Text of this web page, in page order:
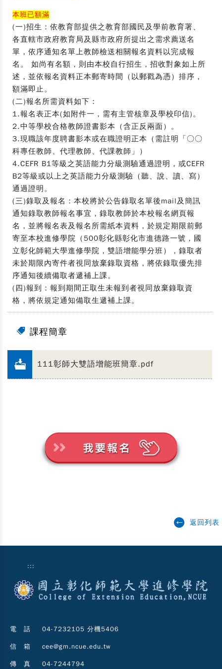
本班已額滿
(一)招生：依教育部提供之教育部國民及學前教育署、
各直轄市政府教育局及縣市政府所提出之需求薦送名
單，依序通知名單上教師檢送相關報名資料以完成報
名。 如尚有名額，則由本校自行招生，招收對象如上所
述，並依報名資料正本郵寄時間（以郵戳為憑）排序，
額滿即止。
(二)報名所需資料如下：
1.報名表正本(如附件一，需有主管核章及學校印信)。
2.中等學校合格教師證書影本（含正反兩面）。
3.現職該年度聘書影本或在職證明正本（需註明「○○
科專任教師、代理教師、代課教師」）
4.CEFR B1等級之英語能力分級測驗通過證明，或CEFR
B2等級或以上之英語能力分級測驗（聽、說、讀、寫）
通過證明。
(三)錄取及報名：本校將於公告錄取名單後mail及簡訊
通知錄取教師報名事宜，錄取教師於本校報名網頁報
名，並將報名表及報名所需紙本資料，於規定期限前郵
寄至本校進修學院（500彰化縣彰化市進德路一號，國
立彰化師範大學進修學院，雙語增能學分班），錄取者
未於期限內寄件者視同放棄錄取資格，將依錄取優先排
序通知後續備取者遞補上課。
(四)報到：報到期間正取生未報到者視同放棄錄取資
格，將依規定通知備取生遞補上課。
課程簡章
111彰師大雙語增能班簡章.pdf
返回列表
:::
電 話 04-7232105 分機5406
信 箱 cee@gm.ncue.edu.tw
傳 真 04-7244794